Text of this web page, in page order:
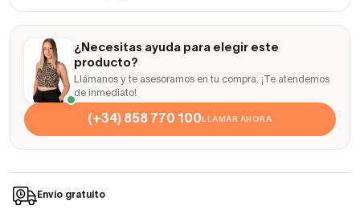
¿Necesitas ayuda para elegir este
producto?
Llámanos y te asesoramos en tu compra. ¡Te atendemos
de inmediato!
(+34) 858 770 100LLAMAR AHORA
Envío gratuito